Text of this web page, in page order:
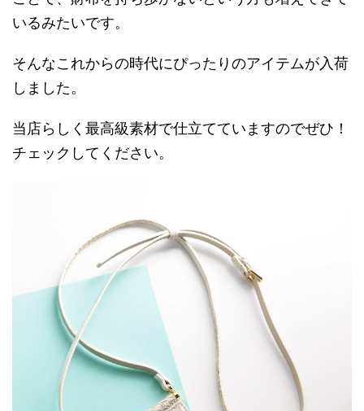
いるみたいです。
そんなこれからの時代にぴったりのアイテムが入荷
しました。
当店らしく最高級素材で仕立てていますのでぜひ！
チェックしてください。